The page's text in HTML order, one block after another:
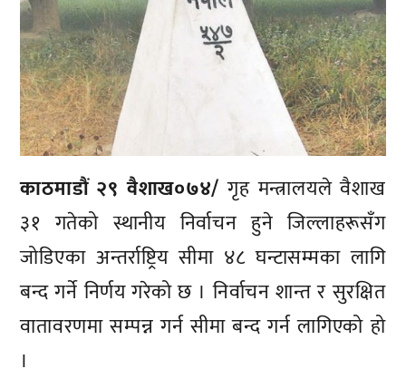
काठमाडौं २९ वैशाख०७४/ गृह मन्त्रालयले वैशाख
३१ गतेको स्थानीय निर्वाचन हुने जिल्लाहरूसँग
जोडिएका अन्तर्राष्ट्रिय सीमा ४८ घन्टासम्मका लागि
बन्द गर्ने निर्णय गरेको छ । निर्वाचन शान्त र सुरक्षित
वातावरणमा सम्पन्न गर्न सीमा बन्द गर्न लागिएको हो
।